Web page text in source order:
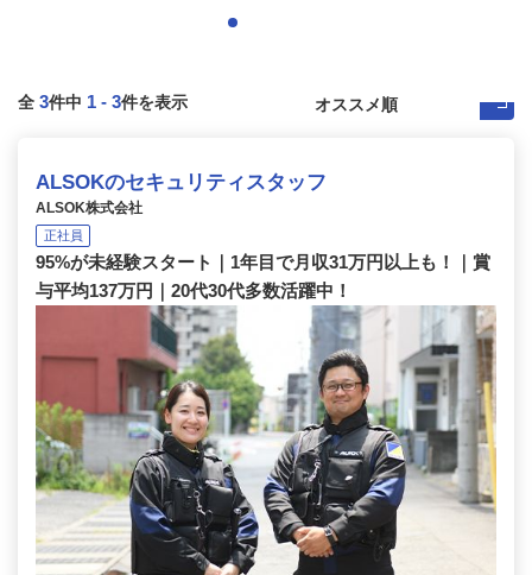
全 3件中 1 - 3件を表示
ALSOKのセキュリティスタッフ
ALSOK株式会社
正社員
95%が未経験スタート｜1年目で月収31万円以上も！｜賞
与平均137万円｜20代30代多数活躍中！